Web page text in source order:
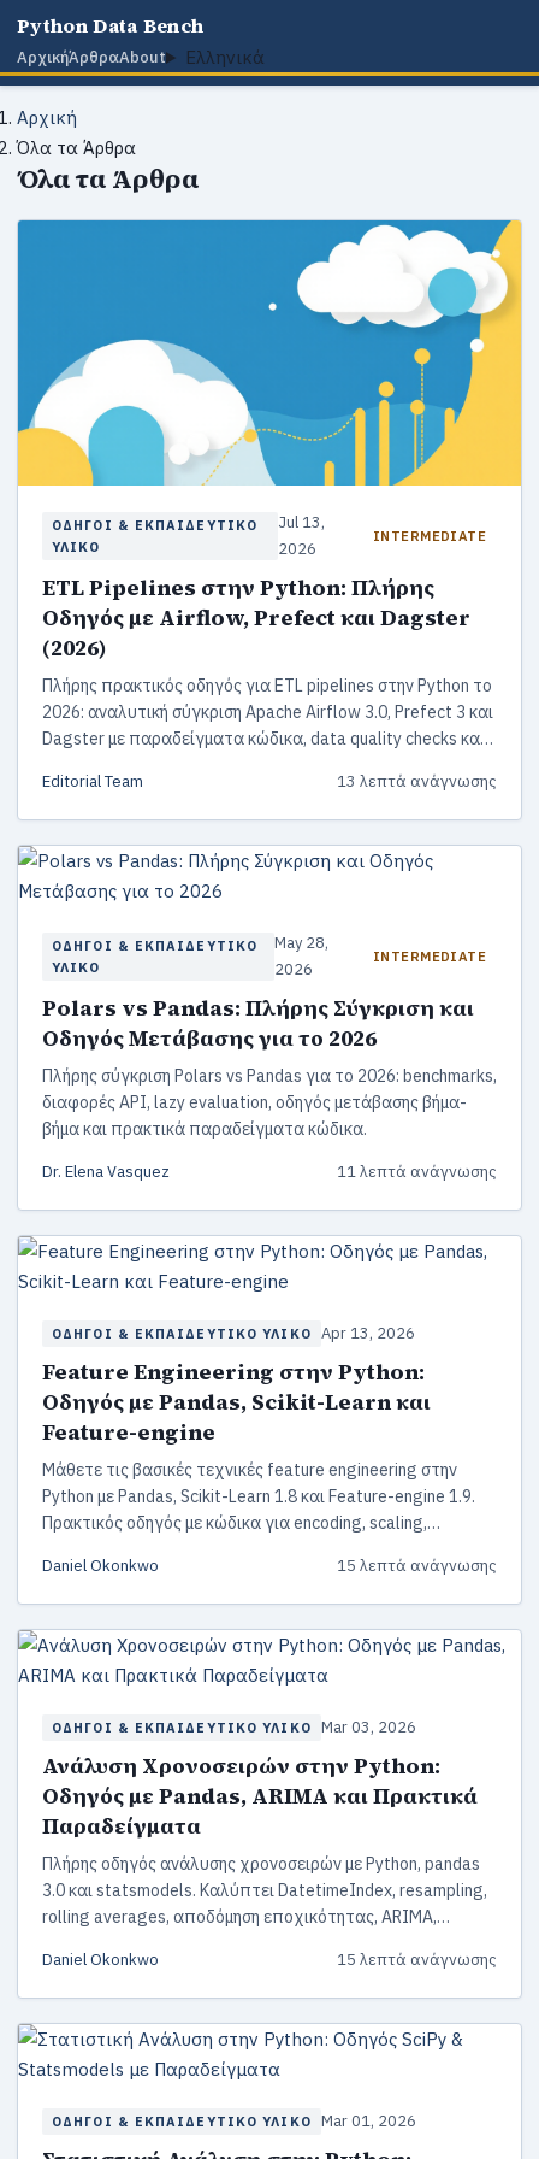
Python Data Bench
ΑρχικήΆρθραAbout Ελληνικά
Αρχική
Όλα τα Άρθρα
Όλα τα Άρθρα
ΟΔΗΓΟΊ & ΕΚΠΑΙΔΕΥΤΙΚΌ
ΥΛΙΚΌ
Jul 13,
2026
INTERMEDIATE
ETL Pipelines στην Python: Πλήρης
Οδηγός με Airflow, Prefect και Dagster
(2026)
Πλήρης πρακτικός οδηγός για ETL pipelines στην Python το
2026: αναλυτική σύγκριση Apache Airflow 3.0, Prefect 3 και
Dagster με παραδείγματα κώδικα, data quality checks και
Editorial Team 13 λεπτά ανάγνωσης
ΟΔΗΓΟΊ & ΕΚΠΑΙΔΕΥΤΙΚΌ
ΥΛΙΚΌ
May 28,
2026
INTERMEDIATE
Polars vs Pandas: Πλήρης Σύγκριση και
Οδηγός Μετάβασης για το 2026
Πλήρης σύγκριση Polars vs Pandas για το 2026: benchmarks,
διαφορές API, lazy evaluation, οδηγός μετάβασης βήμα-
βήμα και πρακτικά παραδείγματα κώδικα.
Dr. Elena Vasquez 11 λεπτά ανάγνωσης
ΟΔΗΓΟΊ & ΕΚΠΑΙΔΕΥΤΙΚΌ ΥΛΙΚΌ Apr 13, 2026
Feature Engineering στην Python:
Οδηγός με Pandas, Scikit-Learn και
Feature-engine
Μάθετε τις βασικές τεχνικές feature engineering στην
Python με Pandas, Scikit-Learn 1.8 και Feature-engine 1.9.
Πρακτικός οδηγός με κώδικα για encoding, scaling,
χαρακτηριστικών.
Daniel Okonkwo 15 λεπτά ανάγνωσης
ΟΔΗΓΟΊ & ΕΚΠΑΙΔΕΥΤΙΚΌ ΥΛΙΚΌ Mar 03, 2026
Ανάλυση Χρονοσειρών στην Python:
Οδηγός με Pandas, ARIMA και Πρακτικά
Παραδείγματα
Πλήρης οδηγός ανάλυσης χρονοσειρών με Python, pandas
3.0 και statsmodels. Καλύπτει DatetimeIndex, resampling,
rolling averages, αποδόμηση εποχικότητας, ARIMA,
παραδείγματα κώδικα που τρέχουν.
Daniel Okonkwo 15 λεπτά ανάγνωσης
ΟΔΗΓΟΊ & ΕΚΠΑΙΔΕΥΤΙΚΌ ΥΛΙΚΌ Mar 01, 2026